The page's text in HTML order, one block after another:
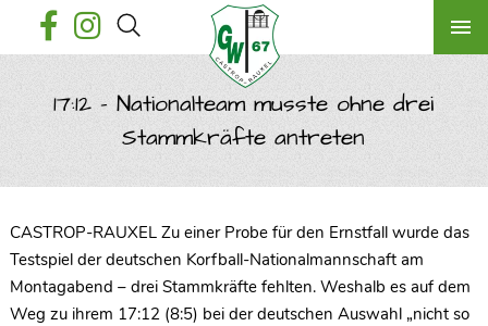
17:12 – Nationalteam musste ohne drei
Stammkräfte antreten
CASTROP-RAUXEL Zu einer Probe für den Ernstfall wurde das
Testspiel der deutschen Korfball-Nationalmannschaft am
Montagabend – drei Stammkräfte fehlten. Weshalb es auf dem
Weg zu ihrem 17:12 (8:5) bei der deutschen Auswahl „nicht so